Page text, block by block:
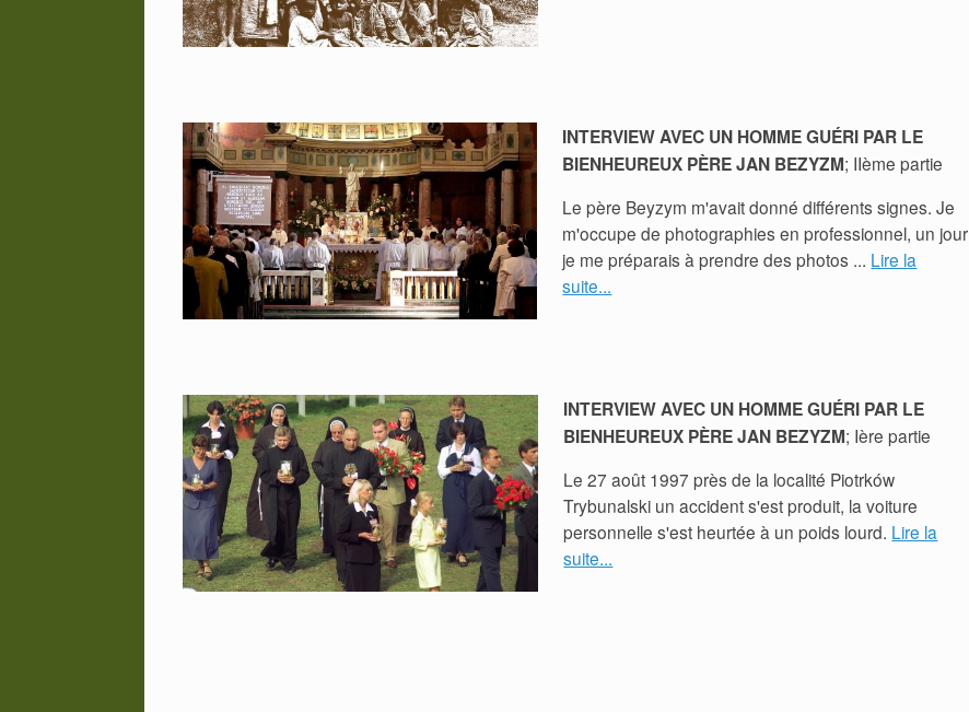
INTERVIEW AVEC UN HOMME GUÉRI PAR LE
BIENHEUREUX PÈRE JAN BEZYZM; IIème partie
Le père Beyzym m'avait donné différents signes. Je
m'occupe de photographies en professionnel, un jour
je me préparais à prendre des photos ... Lire la
suite...
INTERVIEW AVEC UN HOMME GUÉRI PAR LE
BIENHEUREUX PÈRE JAN BEZYZM; Ière partie
Le 27 août 1997 près de la localité Piotrków
Trybunalski un accident s'est produit, la voiture
personnelle s'est heurtée à un poids lourd. Lire la
suite...